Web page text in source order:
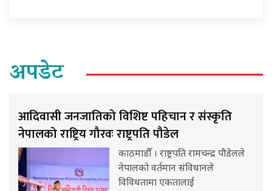
अपडेट
आदिवासी जनजातिको विशिष्ट पहिचान र संस्कृति
नेपालको राष्ट्रिय गौरवः राष्ट्रपति पौडेल
काठमाडौँ । राष्ट्रपति रामचन्द्र पौडेलले
नेपालको वर्तमान संविधानले
विविधतामा एकतालाई